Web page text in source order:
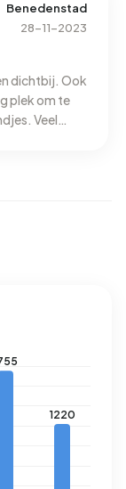
maakt het
Benedenstad
28-11-2023
dichtbij. Ook
plek om te
Veel